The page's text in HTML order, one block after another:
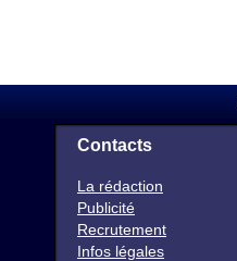
Contacts
La rédaction
Publicité
Recrutement
Infos légales